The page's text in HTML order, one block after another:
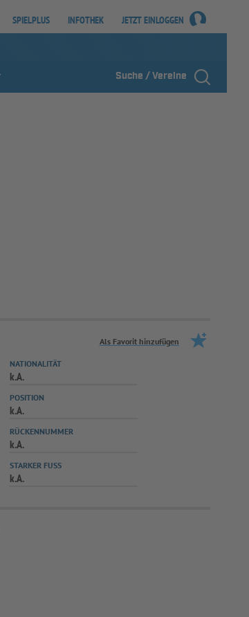
SPIELPLUS INFOTHEK JETZT EINLOGGEN
Suche / Vereine
Als Favorit hinzufügen
NATIONALITÄT
k.A.
POSITION
k.A.
RÜCKENNUMMER
k.A.
STARKER FUSS
k.A.